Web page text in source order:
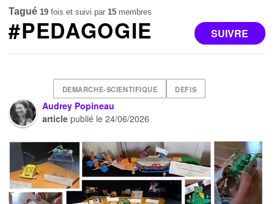
Tagué 19 fois et suivi par 15 membres
SUIVRE
#PEDAGOGIE
DEMARCHE-SCIENTIFIQUE DEFIS
Audrey Popineau
article publié le24/06/2026